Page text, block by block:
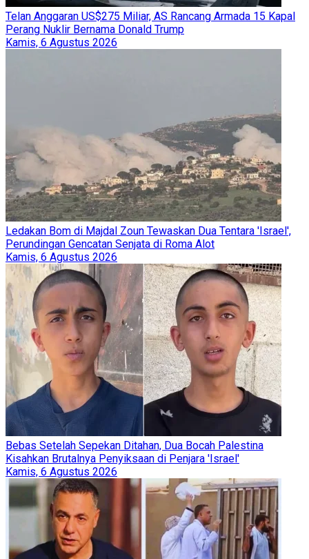
Telan Anggaran US$275 Miliar, AS Rancang Armada 15 Kapal
Perang Nuklir Bernama Donald Trump
Kamis, 6 Agustus 2026
Ledakan Bom di Majdal Zoun Tewaskan Dua Tentara 'Israel',
Perundingan Gencatan Senjata di Roma Alot
Kamis, 6 Agustus 2026
Bebas Setelah Sepekan Ditahan, Dua Bocah Palestina
Kisahkan Brutalnya Penyiksaan di Penjara 'Israel'
Kamis, 6 Agustus 2026